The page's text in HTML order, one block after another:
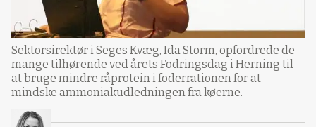
Sektorsirektør i Seges Kvæg, Ida Storm, opfordrede de
mange tilhørende ved årets Fodringsdag i Herning til
at bruge mindre råprotein i foderrationen for at
mindske ammoniakudledningen fra køerne.